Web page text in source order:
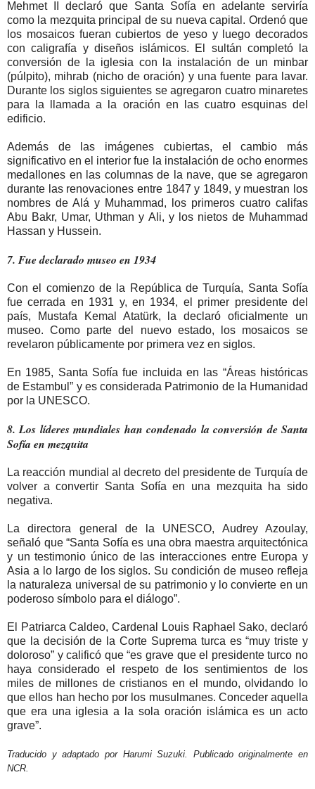
Mehmet II declaró que Santa Sofía en adelante serviría
como la mezquita principal de su nueva capital. Ordenó que
los mosaicos fueran cubiertos de yeso y luego decorados
con caligrafía y diseños islámicos. El sultán completó la
conversión de la iglesia con la instalación de un minbar
(púlpito), mihrab (nicho de oración) y una fuente para lavar.
Durante los siglos siguientes se agregaron cuatro minaretes
para la llamada a la oración en las cuatro esquinas del
edificio.
Además de las imágenes cubiertas, el cambio más
significativo en el interior fue la instalación de ocho enormes
medallones en las columnas de la nave, que se agregaron
durante las renovaciones entre 1847 y 1849, y muestran los
nombres de Alá y Muhammad, los primeros cuatro califas
Abu Bakr, Umar, Uthman y Ali, y los nietos de Muhammad
Hassan y Hussein.
7. Fue declarado museo en 1934
Con el comienzo de la República de Turquía, Santa Sofía
fue cerrada en 1931 y, en 1934, el primer presidente del
país, Mustafa Kemal Atatürk, la declaró oficialmente un
museo. Como parte del nuevo estado, los mosaicos se
revelaron públicamente por primera vez en siglos.
En 1985, Santa Sofía fue incluida en las “Áreas históricas
de Estambul” y es considerada Patrimonio de la Humanidad
por la UNESCO.
8. Los líderes mundiales han condenado la conversión de Santa
Sofía en mezquita
La reacción mundial al decreto del presidente de Turquía de
volver a convertir Santa Sofía en una mezquita ha sido
negativa.
La directora general de la UNESCO, Audrey Azoulay,
señaló que “Santa Sofía es una obra maestra arquitectónica
y un testimonio único de las interacciones entre Europa y
Asia a lo largo de los siglos. Su condición de museo refleja
la naturaleza universal de su patrimonio y lo convierte en un
poderoso símbolo para el diálogo”.
El Patriarca Caldeo, Cardenal Louis Raphael Sako, declaró
que la decisión de la Corte Suprema turca es “muy triste y
doloroso” y calificó que “es grave que el presidente turco no
haya considerado el respeto de los sentimientos de los
miles de millones de cristianos en el mundo, olvidando lo
que ellos han hecho por los musulmanes. Conceder aquella
que era una iglesia a la sola oración islámica es un acto
grave”.
Traducido y adaptado por Harumi Suzuki. Publicado originalmente en
NCR.